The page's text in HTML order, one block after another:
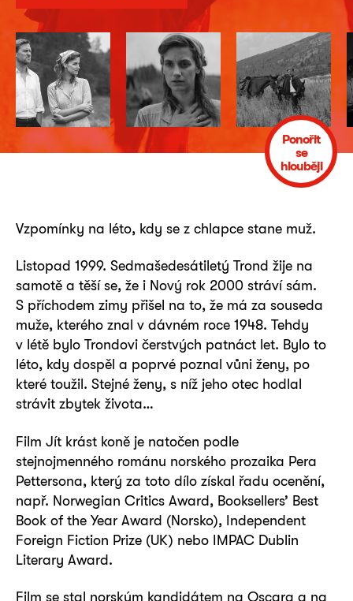
Ponořit
se
hlouběji
Vzpomínky na léto, kdy se z chlapce stane muž.
Listopad 1999. Sedmašedesátiletý Trond žije na
samotě a těší se, že i Nový rok 2000 stráví sám.
S příchodem zimy přišel na to, že má za souseda
muže, kterého znal v dávném roce 1948. Tehdy
v létě bylo Trondovi čerstvých patnáct let. Bylo to
léto, kdy dospěl a poprvé poznal vůni ženy, po
které toužil. Stejné ženy, s níž jeho otec hodlal
strávit zbytek života…
Film Jít krást koně je natočen podle
stejnojmenného románu norského prozaika Pera
Pettersona, který za toto dílo získal řadu ocenění,
např. Norwegian Critics Award, Booksellers’ Best
Book of the Year Award (Norsko), Independent
Foreign Fiction Prize (UK) nebo IMPAC Dublin
Literary Award.
Film se stal norským kandidátem na Oscara a na